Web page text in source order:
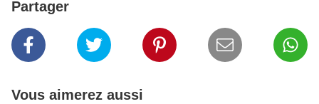
Partager
Vous aimerez aussi